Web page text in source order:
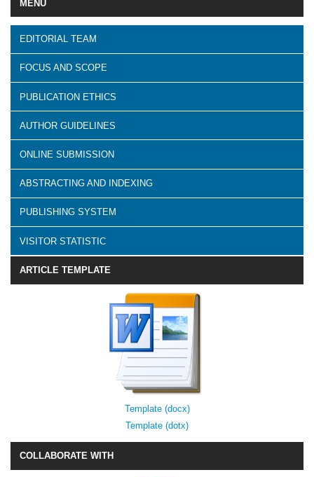
MENU
EDITORIAL TEAM
FOCUS AND SCOPE
PUBLICATION ETHICS
AUTHOR GUIDELINES
ONLINE SUBMISSION
ABSTRACTING AND INDEXING
PUBLISHING SYSTEM
VISITOR STATISTIC
ARTICLE TEMPLATE
Template (docx)
Template (dotx)
COLLABORATE WITH